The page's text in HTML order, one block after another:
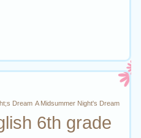
Dream A Midsummer Night's Dream
6th grade